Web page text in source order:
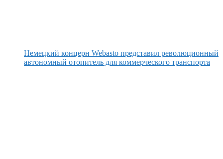
Немецкий концерн Webasto представил революционный
автономный отопитель для коммерческого транспорта